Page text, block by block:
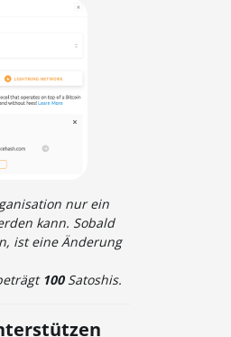
nur ein
kann. Sobald
ist eine Änderung
100 Satoshis.